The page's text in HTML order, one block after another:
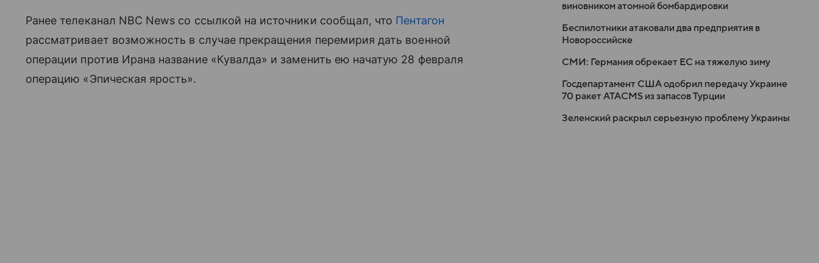
Ранее телеканал NBC News со ссылкой на источники сообщал, что Пентагон
рассматривает возможность в случае прекращения перемирия дать военной
операции против Ирана название «Кувалда» и заменить ею начатую 28 февраля
операцию «Эпическая ярость».
виновником атомной бомбардировки
Беспилотники атаковали два предприятия в
Новороссийске
СМИ: Германия обрекает ЕС на тяжелую зиму
Госдепартамент США одобрил передачу Украине
70 ракет ATACMS из запасов Турции
Зеленский раскрыл серьезную проблему Украины